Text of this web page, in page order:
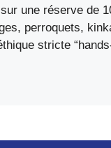
une réserve de
perroquets,
stricte